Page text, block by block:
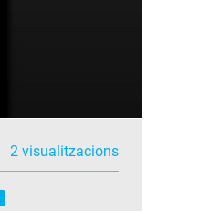
2 visualitzacions